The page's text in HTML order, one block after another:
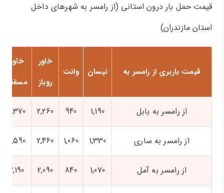
قیمت حمل بار درون استانی (از رامسر به شهرهای داخل
استان مازندران)
قیمت باربری از رامسر به نیسان وانت
خاور
روباز
خاور
مسقف
از رامسر به بابل 1,190
940
2,260
2,370
از رامسر به ساری 1,330
1,060
2,460
2,590
از رامسر به آمل 1,070
840
2,090
2,190